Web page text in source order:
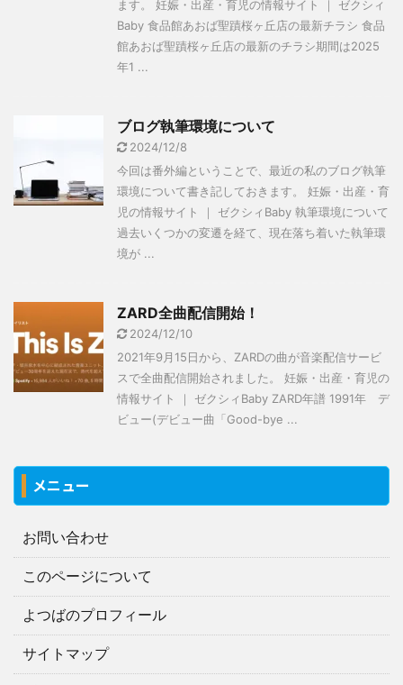
ます。 妊娠・出産・育児の情報サイト ｜ ゼクシィ
Baby 食品館あおば聖蹟桜ヶ丘店の最新チラシ 食品
館あおば聖蹟桜ヶ丘店の最新のチラシ期間は2025
年1 ...
ブログ執筆環境について
2024/12/8
今回は番外編ということで、最近の私のブログ執筆
環境について書き記しておきます。 妊娠・出産・育
児の情報サイト ｜ ゼクシィBaby 執筆環境について
過去いくつかの変遷を経て、現在落ち着いた執筆環
境が ...
ZARD全曲配信開始！
2024/12/10
2021年9月15日から、ZARDの曲が音楽配信サービ
スで全曲配信開始されました。 妊娠・出産・育児の
情報サイト ｜ ゼクシィBaby ZARD年譜 1991年 デ
ビュー(デビュー曲「Good-bye ...
メニュー
お問い合わせ
このページについて
よつばのプロフィール
サイトマップ